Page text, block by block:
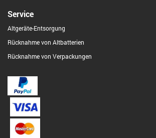
Service
Altgeräte-Entsorgung
Rücknahme von Altbatterien
Rücknahme von Verpackungen